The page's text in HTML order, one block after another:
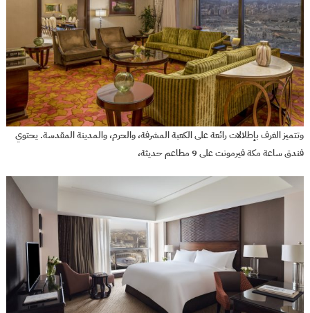
وتتميز الغرف بإطلالات رائعة على الكعبة المشرفة، والحرم، والمدينة المقدسة. يحتوي
فندق ساعة مكة فيرمونت على 9 مطاعم حديثة،